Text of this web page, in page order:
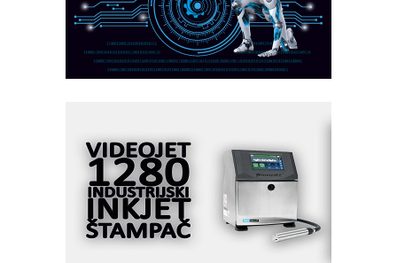
Razvoj asortimanskog pravca MINI-
PLC AKYTEC
AUKOM: Svetski standard metrologije
dostupan u Srbiji
I.SAFE MOBILE revolucioniše
industrijsku automatizaciju
pionirskimmobile operator PANEL-OM
Fleksibilno stezanje i brzo
podešavanje u proizvodnji prototipova
KIP KOP – napredna rešenja za